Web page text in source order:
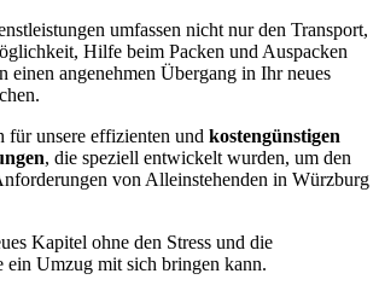
umfassen nicht nur den Transport,
Hilfe beim Packen und Auspacken
einen angenehmen Übergang in Ihr neues
für unsere effizienten und kostengünstigen
, die speziell entwickelt wurden, um den
von Alleinstehenden in Würzburg
Kapitel ohne den Stress und die
Umzug mit sich bringen kann.